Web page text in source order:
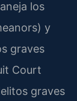
los
y
graves
Court
graves